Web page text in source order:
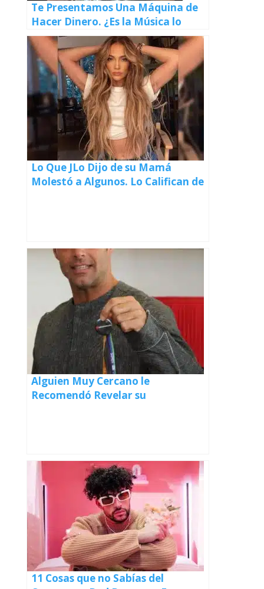
Te Presentamos Una Máquina de
Hacer Dinero. ¿Es la Música lo
Único Que la ha Hecho Tan Rica?
Lo Que JLo Dijo de su Mamá
Molestó a Algunos. Lo Califican de
Alguien Muy Cercano le
Recomendó Revelar su
11 Cosas que no Sabías del